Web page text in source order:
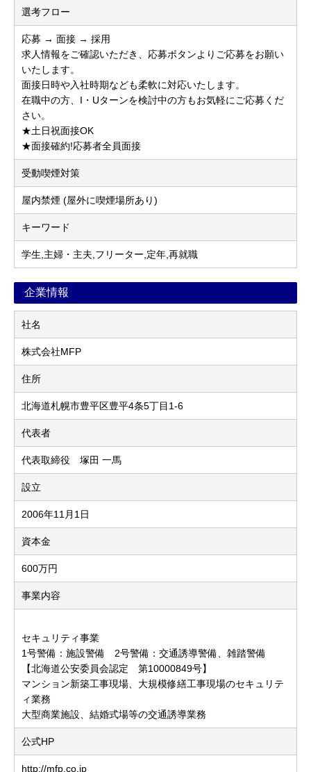
選考フロー
応募 → 面接 → 採用
求人情報をご確認いただき、応募ボタンよりご応募をお願い
いたします。
面接日時や入社時期なども柔軟に対応いたします。
在職中の方、I・Uターンを検討中の方もお気軽にご応募くだ
さい。
★土日祝面接OK
★面接確約!応募者全員面接
受動喫煙対策
屋内禁煙 (屋外に喫煙場所あり)
キーワード
学生,主婦・主夫,フリーター,定年,再就職
企業情報
社名
株式会社MFP
住所
北海道札幌市豊平区豊平4条5丁目1-6
代表者
代表取締役 塚田 一馬
設立
2006年11月1日
資本金
600万円
事業内容
セキュリティ事業
1号警備：施設警備 2号警備：交通誘導警備、雑踏警備
【北海道公安委員会認定 第10000849号】
マンション新築工事現場、大規模修繕工事現場のセキュリテ
ィ業務
大型商業施設、結婚式場等の交通誘導業務
公式HP
http://mfp.co.jp